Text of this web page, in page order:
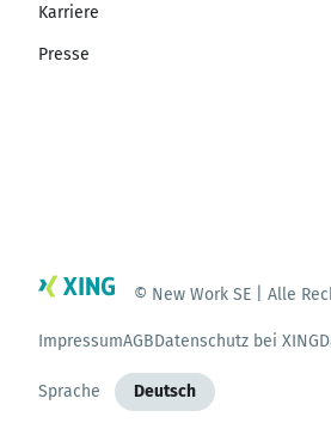
Karriere
Presse
© New Work SE | Alle
ImpressumAGBDatenschutz bei XING
Sprache Deutsch